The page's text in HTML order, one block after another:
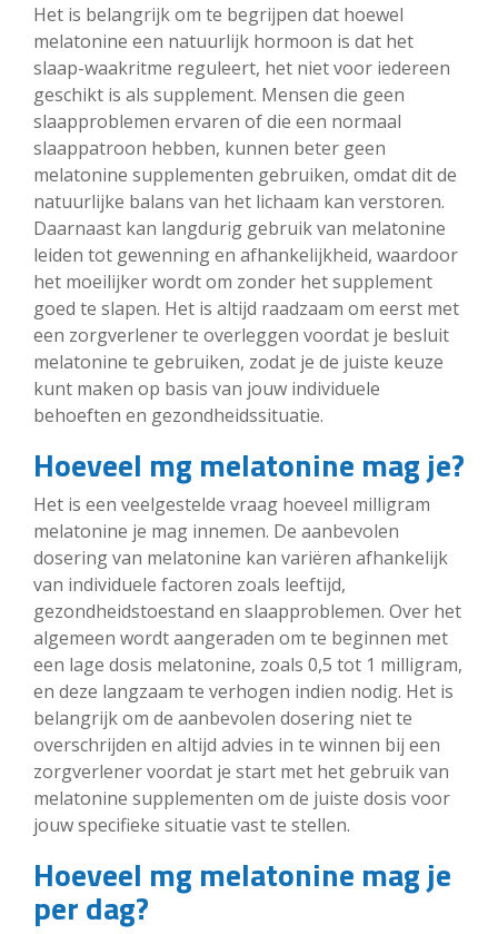
Het is belangrijk om te begrijpen dat hoewel
melatonine een natuurlijk hormoon is dat het
slaap-waakritme reguleert, het niet voor iedereen
geschikt is als supplement. Mensen die geen
slaapproblemen ervaren of die een normaal
slaappatroon hebben, kunnen beter geen
melatonine supplementen gebruiken, omdat dit de
natuurlijke balans van het lichaam kan verstoren.
Daarnaast kan langdurig gebruik van melatonine
leiden tot gewenning en afhankelijkheid, waardoor
het moeilijker wordt om zonder het supplement
goed te slapen. Het is altijd raadzaam om eerst met
een zorgverlener te overleggen voordat je besluit
melatonine te gebruiken, zodat je de juiste keuze
kunt maken op basis van jouw individuele
behoeften en gezondheidssituatie.
Hoeveel mg melatonine mag je?
Het is een veelgestelde vraag hoeveel milligram
melatonine je mag innemen. De aanbevolen
dosering van melatonine kan variëren afhankelijk
van individuele factoren zoals leeftijd,
gezondheidstoestand en slaapproblemen. Over het
algemeen wordt aangeraden om te beginnen met
een lage dosis melatonine, zoals 0,5 tot 1 milligram,
en deze langzaam te verhogen indien nodig. Het is
belangrijk om de aanbevolen dosering niet te
overschrijden en altijd advies in te winnen bij een
zorgverlener voordat je start met het gebruik van
melatonine supplementen om de juiste dosis voor
jouw specifieke situatie vast te stellen.
Hoeveel mg melatonine mag je
per dag?